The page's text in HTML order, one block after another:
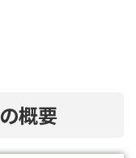
の概要